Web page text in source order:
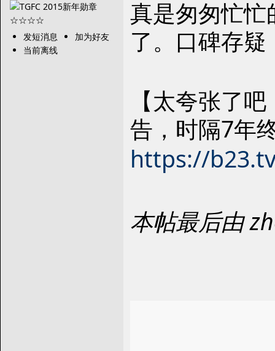
发短消息
加为好友
当前离线
真是匆匆忙
了。口碑存
【太夸张了
告，时隔7年
https://
本帖最后由